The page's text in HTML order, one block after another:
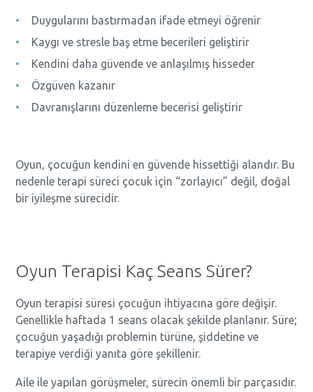
Duygularını bastırmadan ifade etmeyi öğrenir
Kaygı ve stresle baş etme becerileri geliştirir
Kendini daha güvende ve anlaşılmış hisseder
Özgüven kazanır
Davranışlarını düzenleme becerisi geliştirir
Oyun, çocuğun kendini en güvende hissettiği alandır. Bu
nedenle terapi süreci çocuk için “zorlayıcı” değil, doğal
bir iyileşme sürecidir.
Oyun Terapisi Kaç Seans Sürer?
Oyun terapisi süresi çocuğun ihtiyacına göre değişir.
Genellikle haftada 1 seans olacak şekilde planlanır. Süre;
çocuğun yaşadığı problemin türüne, şiddetine ve
terapiye verdiği yanıta göre şekillenir.
Aile ile yapılan görüşmeler, sürecin önemli bir parçasıdır.